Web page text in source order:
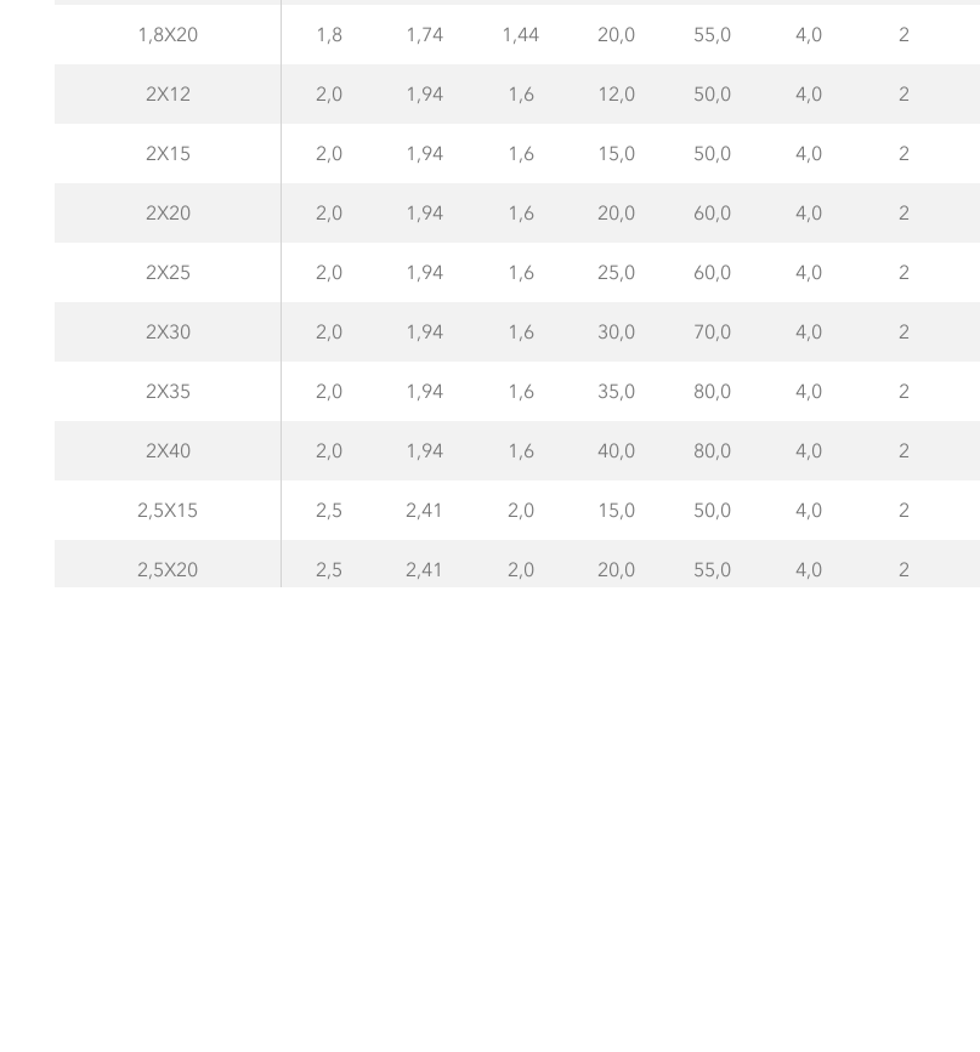
1,8X20 1,8 1,74 1,44 20,0 55,0 4,0 2
2X12 2,0 1,94 1,6 12,0 50,0 4,0 2
2X15 2,0 1,94 1,6 15,0 50,0 4,0 2
2X20 2,0 1,94 1,6 20,0 60,0 4,0 2
2X25 2,0 1,94 1,6 25,0 60,0 4,0 2
2X30 2,0 1,94 1,6 30,0 70,0 4,0 2
2X35 2,0 1,94 1,6 35,0 80,0 4,0 2
2X40 2,0 1,94 1,6 40,0 80,0 4,0 2
2,5X15 2,5 2,41 2,0 15,0 50,0 4,0 2
2,5X20 2,5 2,41 2,0 20,0 55,0 4,0 2